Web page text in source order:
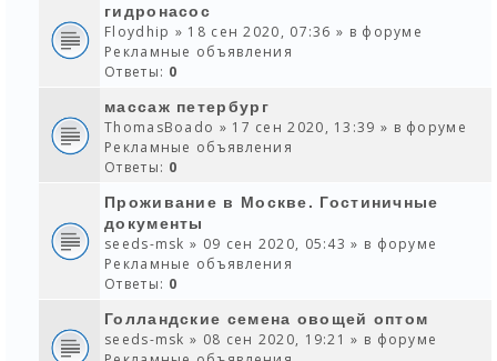
гидронасос
Floydhip » 18 сен 2020, 07:36 » в форуме
Рекламные объявления
Ответы: 0
массаж петербург
ThomasBoado » 17 сен 2020, 13:39 » в форуме
Рекламные объявления
Ответы: 0
Проживание в Москве. Гостиничные
документы
seeds-msk » 09 сен 2020, 05:43 » в форуме
Рекламные объявления
Ответы: 0
Голландские семена овощей оптом
seeds-msk » 08 сен 2020, 19:21 » в форуме